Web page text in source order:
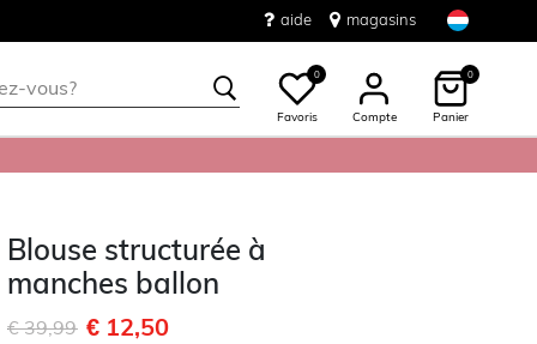
aide magasins
0
Favoris Compte
0
Panier
Blouse structurée à
manches ballon
Remise de
€ 39,99à€ 12,50